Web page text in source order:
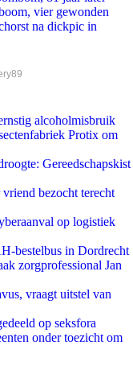
vier gewonden
na dickpic in
alcoholmisbruik
Protix om
Gereedschapskist
bezocht terecht
op logistiek
bestelbus in Dordrecht
zorgprofessional Jan
vraagt uitstel van
op seksfora
onder toezicht om